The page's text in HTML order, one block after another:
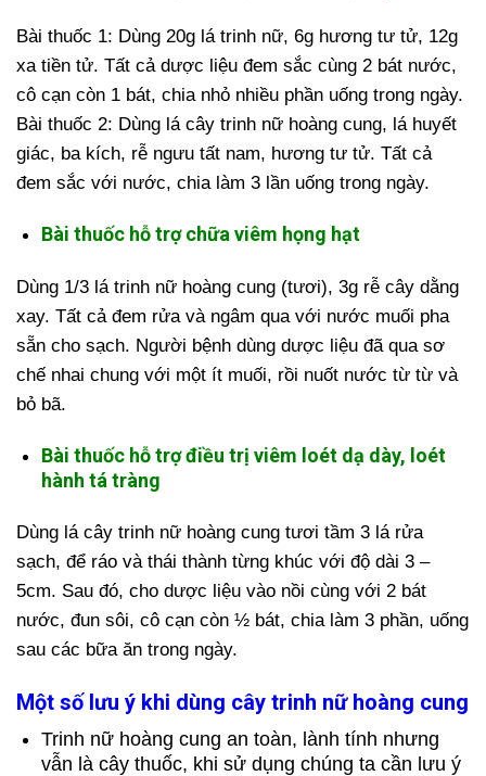
Bài thuốc 1: Dùng 20g lá trinh nữ, 6g hương tư tử, 12g
xa tiền tử. Tất cả dược liệu đem sắc cùng 2 bát nước,
cô cạn còn 1 bát, chia nhỏ nhiều phần uống trong ngày.
Bài thuốc 2: Dùng lá cây trinh nữ hoàng cung, lá huyết
giác, ba kích, rễ ngưu tất nam, hương tư tử. Tất cả
đem sắc với nước, chia làm 3 lần uống trong ngày.
Bài thuốc hỗ trợ chữa viêm họng hạt
Dùng 1/3 lá trinh nữ hoàng cung (tươi), 3g rễ cây dằng
xay. Tất cả đem rửa và ngâm qua với nước muối pha
sẵn cho sạch. Người bệnh dùng dược liệu đã qua sơ
chế nhai chung với một ít muối, rồi nuốt nước từ từ và
bỏ bã.
Bài thuốc hỗ trợ điều trị viêm loét dạ dày, loét
hành tá tràng
Dùng lá cây trinh nữ hoàng cung tươi tầm 3 lá rửa
sạch, để ráo và thái thành từng khúc với độ dài 3 –
5cm. Sau đó, cho dược liệu vào nồi cùng với 2 bát
nước, đun sôi, cô cạn còn ½ bát, chia làm 3 phần, uống
sau các bữa ăn trong ngày.
Một số lưu ý khi dùng cây trinh nữ hoàng cung
Trinh nữ hoàng cung an toàn, lành tính nhưng
vẫn là cây thuốc, khi sử dụng chúng ta cần lưu ý